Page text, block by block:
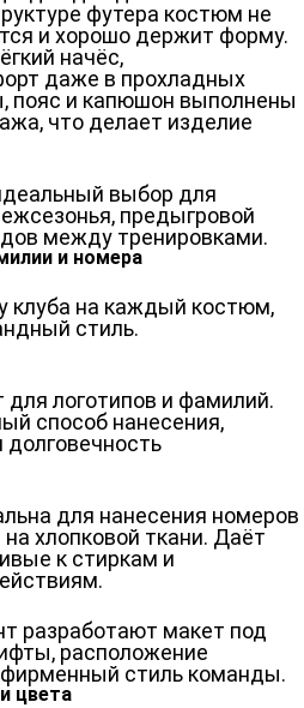
футера костюм не
и хорошо держит форму.
начёс,
даже в прохладных
и капюшон выполнены
что делает изделие
выбор для
предыгровой
между тренировками.
и номера
клуба на каждый костюм,
стиль.
для логотипов и фамилий.
способ нанесения,
для нанесения номеров
хлопковой ткани. Даёт
к стиркам и
разработают макет под
расположение
фирменный стиль команды.
цвета